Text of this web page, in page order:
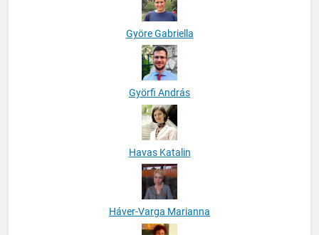
Györe Gabriella
Györfi András
Havas Katalin
Háver-Varga Marianna